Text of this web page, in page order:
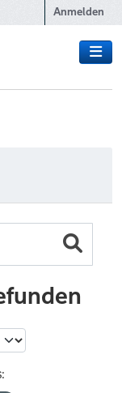
Anmelden